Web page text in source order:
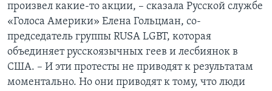
произвел какие-то акции, – сказала Русской службе
«Голоса Америки» Елена Гольцман, со-
председатель группы RUSA LGBT, которая
объединяет русскоязычных геев и лесбиянок в
США. – И эти протесты не приводят к результатам
моментально. Но они приводят к тому, что люди